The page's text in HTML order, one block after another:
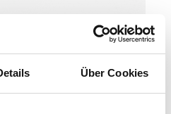
Über Cookies